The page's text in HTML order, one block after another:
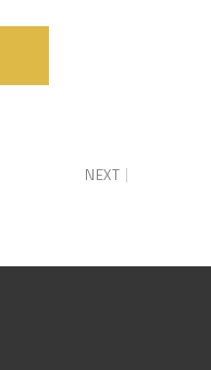
NEXT